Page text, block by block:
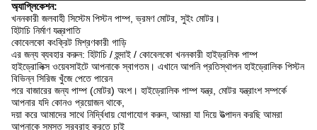
অ্যাপ্লিকেশন:
খননকারী জলবাহী সিস্টেম পিস্টন পাম্প, ভ্রমণ মোটর, সুইং মোটর।
হিটাচি নির্মাণ যন্ত্রপাতি
কোবেলকো কংক্রিট মিশ্রণকারী গাড়ি
এর জন্য ব্যবহার করুন: হিটাচি / হুন্দাই / কোবেলকো খননকারী হাইড্রলিক পাম্প
হাইড্রোলিক্স ওয়েবসাইটে আপনাকে স্বাগতম। এখানে আপনি প্রতিস্থাপন হাইড্রোলিক পিস্টন
বিভিন্ন সিরিজ খুঁজে পেতে পারেন
পরে বাজারের জন্য পাম্প (মোটর) অংশ। হাইড্রোলিক পাম্প যন্ত্র, মোটর যন্ত্রাংশ সম্পর্কে
আপনার যদি কোনও প্রয়োজন থাকে,
দয়া করে আমাদের সাথে নির্দ্বিধায় যোগাযোগ করুন, আমরা যা দিয়ে উত্পাদন করছি আমরা
আপনাকে সমস্ত সরবরাহ করতে চাই